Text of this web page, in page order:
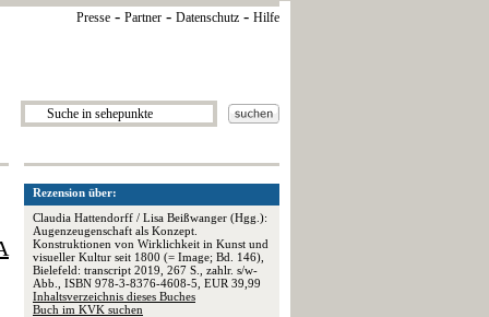
Presse - Partner - Datenschutz - Hilfe
Rezension über:
Claudia Hattendorff / Lisa Beißwanger (Hgg.):
Augenzeugenschaft als Konzept.
Konstruktionen von Wirklichkeit in Kunst und
visueller Kultur seit 1800 (= Image; Bd. 146),
Bielefeld: transcript 2019, 267 S., zahlr. s/w-
Abb., ISBN 978-3-8376-4608-5, EUR 39,99
Inhaltsverzeichnis dieses Buches
Buch im KVK suchen